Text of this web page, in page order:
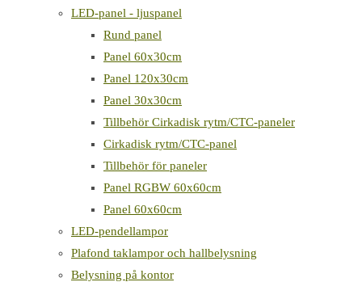
LED-panel - ljuspanel
Rund panel
Panel 60x30cm
Panel 120x30cm
Panel 30x30cm
Tillbehör Cirkadisk rytm/CTC-paneler
Cirkadisk rytm/CTC-panel
Tillbehör för paneler
Panel RGBW 60x60cm
Panel 60x60cm
LED-pendellampor
Plafond taklampor och hallbelysning
Belysning på kontor